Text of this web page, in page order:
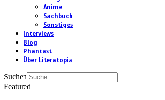
Anime
Sachbuch
Sonstiges
Interviews
Blog
Phantast
Über Literatopia
Suchen
Featured